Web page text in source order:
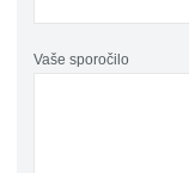
Vaše sporočilo